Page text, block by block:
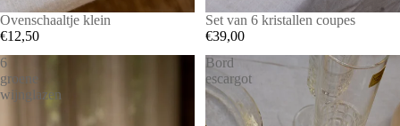
Ovenschaaltje klein
€12,50
Set van 6 kristallen coupes
€39,00
6
groene
wijnglazen
Bord
escargot